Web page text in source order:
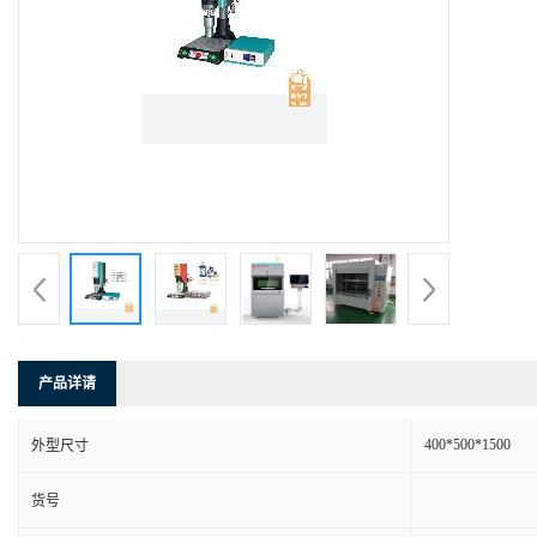
产品详请
外型尺寸 400*500*1500
货号